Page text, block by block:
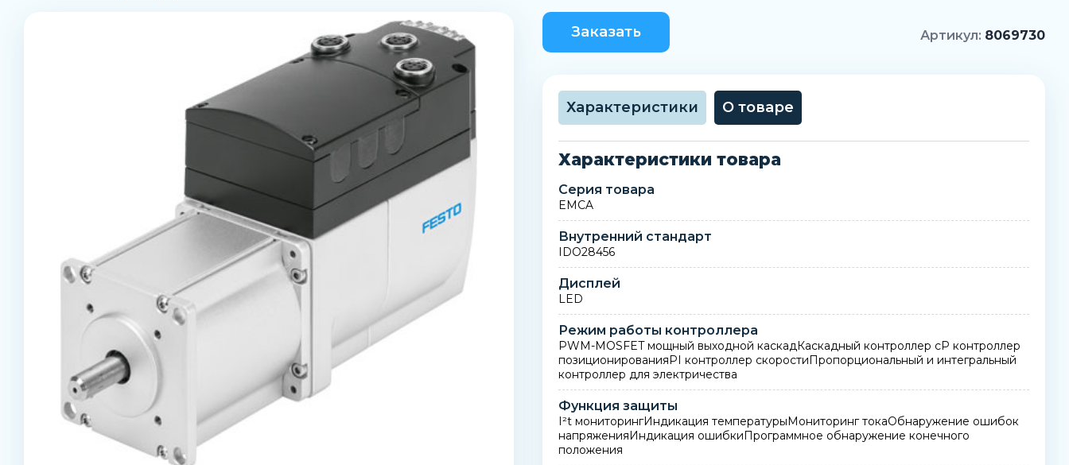
Заказать Артикул: 8069730
Характеристики О товаре
Характеристики товара
Серия товара
EMCA
Внутренний стандарт
IDO28456
Дисплей
LED
Режим работы контроллера
PWM-MOSFET мощный выходной каскадКаскадный контроллер сP контроллер
позиционированияPI контроллер скоростиПропорциональный и интегральный
контроллер для электричества
Функция защиты
I²t мониторингИндикация температурыМониторинг токаОбнаружение ошибок
напряженияИндикация ошибкиПрограммное обнаружение конечного
положения